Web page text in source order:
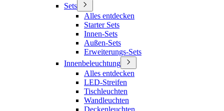
Sets
Alles entdecken
Starter Sets
Innen-Sets
Außen-Sets
Erweiterungs-Sets
Innenbeleuchtung
Alles entdecken
LED-Streifen
Tischleuchten
Wandleuchten
Deckenleuchten